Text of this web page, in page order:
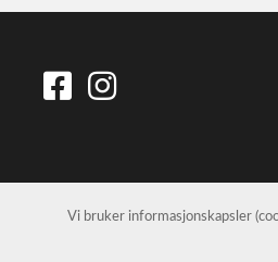
Vi bruker informasjonskapsler